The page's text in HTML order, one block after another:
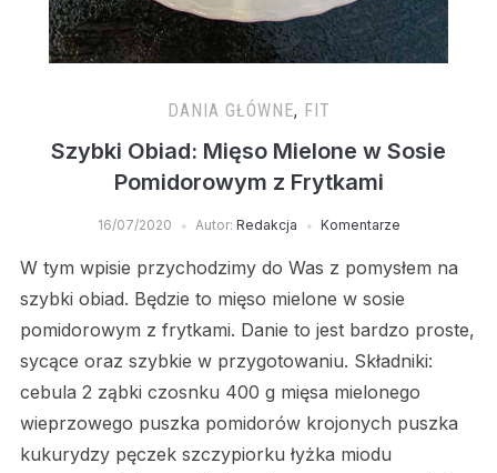
DANIA GŁÓWNE, FIT
Szybki Obiad: Mięso Mielone w Sosie
Pomidorowym z Frytkami
16/07/2020 Autor: Redakcja Komentarze
W tym wpisie przychodzimy do Was z pomysłem na
szybki obiad. Będzie to mięso mielone w sosie
pomidorowym z frytkami. Danie to jest bardzo proste,
sycące oraz szybkie w przygotowaniu. Składniki:
cebula 2 ząbki czosnku 400 g mięsa mielonego
wieprzowego puszka pomidorów krojonych puszka
kukurydzy pęczek szczypiorku łyżka miodu